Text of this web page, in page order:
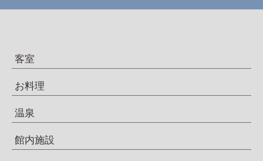
客室
お料理
温泉
館内施設